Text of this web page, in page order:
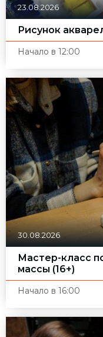
23.08.2026
Рисунок
Начало в 12:00
30.08.2026
Мастер-класс
массы (16+)
Начало в 16:00